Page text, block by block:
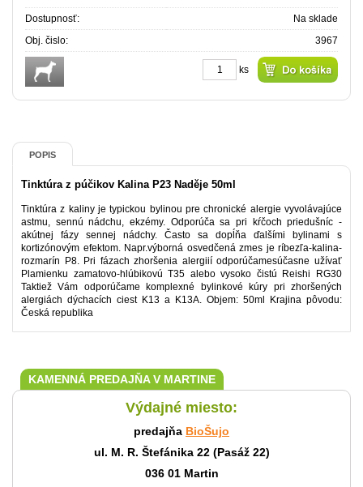
Dostupnosť:
Na sklade
Obj. čislo:
3967
ks
POPIS
Tinktúra z púčikov Kalina P23 Naděje 50ml
Tinktúra z kaliny je typickou bylinou pre chronické alergie vyvolávajúce
astmu, sennú nádchu, ekzémy. Odporúča sa pri kŕčoch priedušníc -
akútnej fázy sennej nádchy. Často sa dopĺňa ďalšími bylinami s
kortizónovým efektom. Napr.výborná osvedčená zmes je ríbezľa-kalina-
rozmarín P8. Pri fázach zhoršenia alergiií odporúčamesúčasne užívať
Plamienku zamatovo-hlúbikovú T35 alebo vysoko čistú Reishi RG30
Taktiež Vám odporúčame komplexné bylinkové kúry pri zhoršených
alergiách dýchacích ciest K13 a K13A. Objem: 50ml Krajina pôvodu:
Česká republika
KAMENNÁ PREDAJŇA V MARTINE
Výdajné miesto:
predajňa BioŠujo
ul. M. R. Štefánika 22 (Pasáž 22)
036 01 Martin